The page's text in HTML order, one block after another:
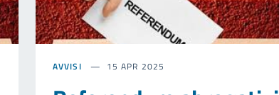
AVVISI 15 APR 2025